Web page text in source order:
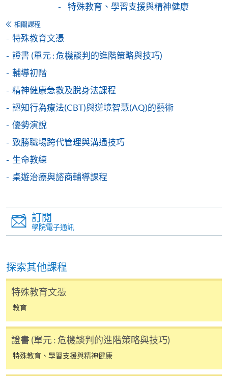
務，申請人可通過網上申請個別學歷頒授課程和報讀
大部份公開招生的課程(以先到先得形式報名的課程)。
申請人可在網上使用「繳費靈」(PPS) (不適用於手
讀學歷頒授課程設有網上服務，在學學員亦可以「微
信支付」(Online WeChat Pay) 、「支付寶」(Online
Alipay) 或 「轉數快」(FPS) 繳付學費。
報讀新課程
填寫網上報名表格
申請人可按該課程網頁的右上角的
某些課程須甄選入學，並要求申請人上載課程網頁
中指定所須文件(如學歷證明)。系統只支援doc,
繳交所需費用
申請人可使用以下方式繳交報名費或課程費用:
繳費靈網上服務- 申請人須先開立繳費靈戶口及設
碼，請瀏覽繳費靈網址http://www.ppshk.com
*信用咭網上繳費服務- 申請人可以 VISA 或
特殊教育、學習支援與精神健康
相關課程
特殊教育文憑
證書 (單元 : 危機談判的進階策略與技巧)
輔導初階
精神健康急救及脫身法課程
認知行為療法(CBT)與逆境智慧(AQ)的藝術
優勢演說
致勝職場跨代管理與溝通技巧
生命教練
桌遊治療與諮商輔導課程
訂閱
學院電子通訊
探索其他課程
特殊教育文憑
教育
證書 (單元 : 危機談判的進階策略與技巧)
特殊教育、學習支援與精神健康